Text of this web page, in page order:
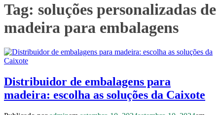
Tag: soluções personalizadas de
madeira para embalagens
Distribuidor de embalagens para
madeira: escolha as soluções da Caixote